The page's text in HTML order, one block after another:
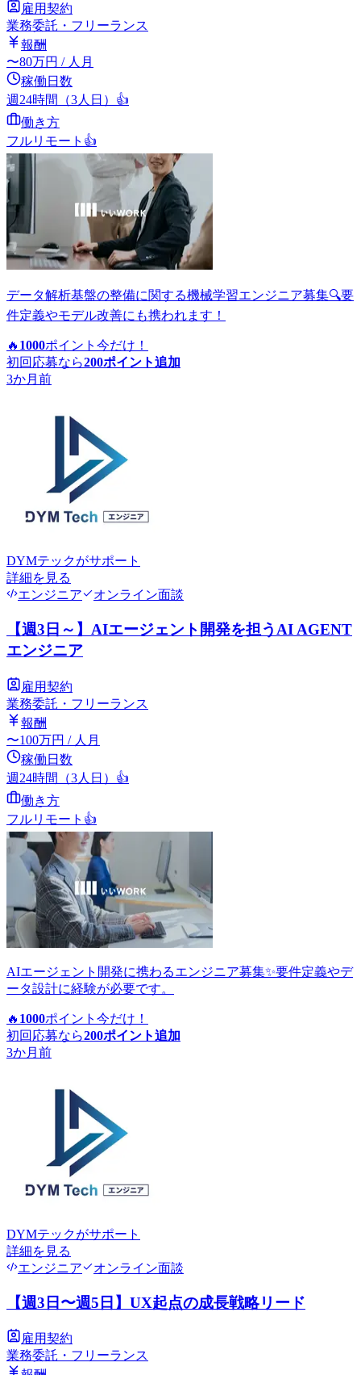
雇用契約
業務委託・フリーランス
報酬
〜80万円 / 人月
稼働日数
週24時間（3人日） 👍
働き方
フルリモート 👍
データ解析基盤の整備に関する機械学習エンジニア募集🔍要
件定義やモデル改善にも携われます！
🔥 1000ポイント 今だけ！
初回応募なら200ポイント追加
3か月前
DYMテックがサポート
詳細を見る
エンジニア
オンライン面談
【週3日～】AIエージェント開発を担うAI AGENT
エンジニア
雇用契約
業務委託・フリーランス
報酬
〜100万円 / 人月
稼働日数
週24時間（3人日） 👍
働き方
フルリモート 👍
AIエージェント開発に携わるエンジニア募集✨要件定義やデ
ータ設計に経験が必要です。
🔥 1000ポイント 今だけ！
初回応募なら200ポイント追加
3か月前
DYMテックがサポート
詳細を見る
エンジニア
オンライン面談
【週3日〜週5日】UX起点の成長戦略リード
雇用契約
業務委託・フリーランス